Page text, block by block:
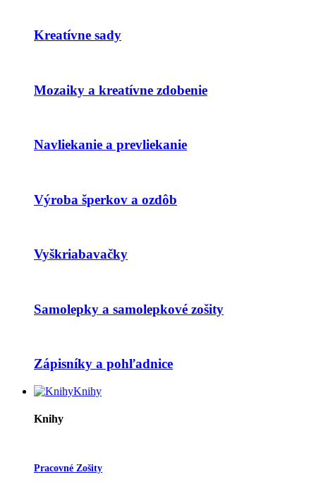
Kreatívne sady
Mozaiky a kreatívne zdobenie
Navliekanie a prevliekanie
Výroba šperkov a ozdôb
Vyškriabavačky
Samolepky a samolepkové zošity
Zápisníky a pohľadnice
Knihy
Knihy
Pracovné Zošity